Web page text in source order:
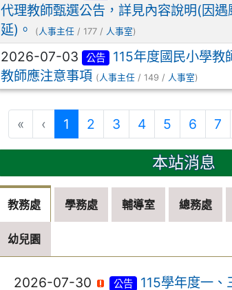
代理教師甄選公告，詳見內容說明(因
延)。
(人事主任 / 177 / 人事室)
2026-07-03 公告
115年度國民小學教
教師應注意事項 (人事主任 / 149 / 人事室)
« ‹ 1 (目前頁次)
2 3 4 5 6 7
本站消息
教務處 學務處 輔導室 總務處
幼兒園
2026-07-30 公告
115學年度一